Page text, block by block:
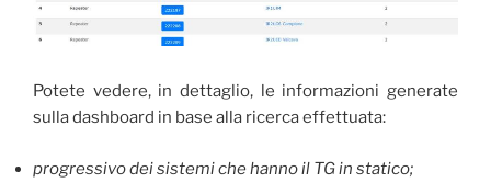
Potete vedere, in dettaglio, le informazioni generate
sulla dashboard in base alla ricerca effettuata:
progressivo dei sistemi che hanno il TG in statico;